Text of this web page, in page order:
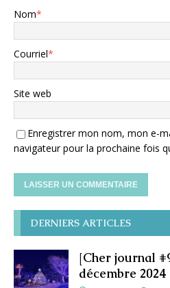
Nom*
Courriel*
Site web
Enregistrer mon nom, mon e-
navigateur pour la prochaine fois
DERNIERS ARTICLES
[Cher journal
décembre 2024